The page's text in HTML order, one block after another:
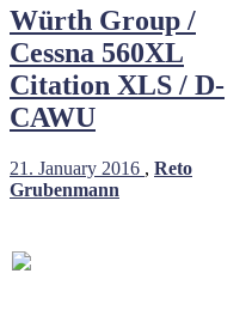
Würth Group /
Cessna 560XL
Citation XLS / D-
CAWU
21. January 2016 , Reto
Grubenmann